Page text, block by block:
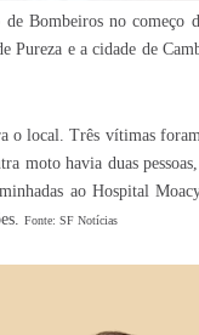
Bombeiros no começo
Pureza e a cidade de
o local. Três vítimas
moto havia duas
ao Hospital
Fonte: SF Notícias